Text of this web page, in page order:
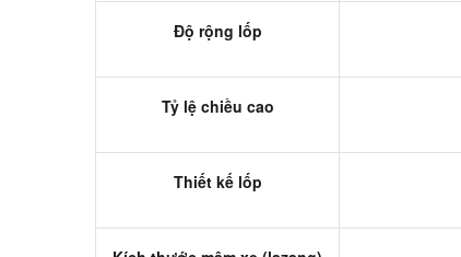
Độ rộng lốp
Tỷ lệ chiều cao
Thiết kế lốp